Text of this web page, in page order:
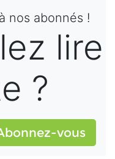
nos abonnés !
lire
?
vous